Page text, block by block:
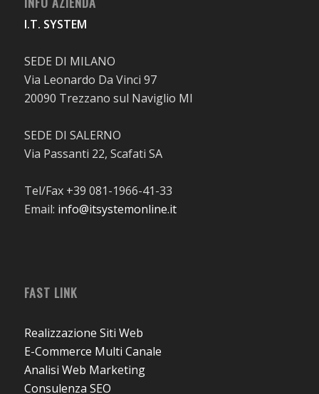
I.T. SYSTEM
SEDE DI MILANO
Via Leonardo Da Vinci 97
20090 Trezzano sul Naviglio MI
SEDE DI SALERNO
Via Passanti 22, Scafati SA
Tel/Fax +39 081-1966-41-33
Email: info@itsystemonline.it
FAST LINK
Realizzazione Siti Web
E-Commerce Multi Canale
Analisi Web Marketing
Consulenza SEO